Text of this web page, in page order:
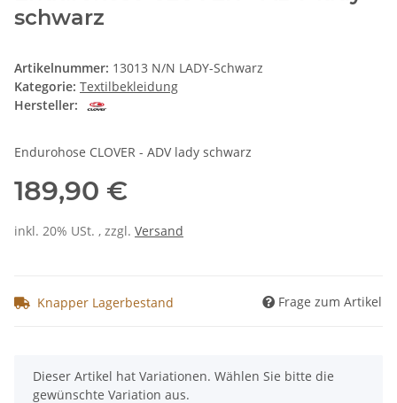
schwarz
Artikelnummer: 13013 N/N LADY-Schwarz
Kategorie: Textilbekleidung
Hersteller:
Endurohose CLOVER - ADV lady schwarz
189,90 €
inkl. 20% USt. , zzgl. Versand
Knapper Lagerbestand Frage zum Artikel
x
Dieser Artikel hat Variationen. Wählen Sie bitte die
gewünschte Variation aus.